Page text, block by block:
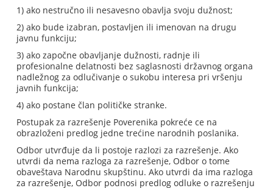
1) ako nestručno ili nesavesno obavlja svoju dužnost;
2) ako bude izabran, postavljen ili imenovan na drugu
javnu funkciju;
3) ako započne obavljanje dužnosti, radnje ili
profesionalne delatnosti bez saglasnosti državnog organa
nadležnog za odlučivanje o sukobu interesa pri vršenju
javnih funkcija;
4) ako postane član političke stranke.
Postupak za razrešenje Poverenika pokreće ce na
obrazloženi predlog jedne trećine narodnih poslanika.
Odbor utvrđuje da li postoje razlozi za razrešenje. Ako
utvrdi da nema razloga za razrešenje, Odbor o tome
obaveštava Narodnu skupštinu. Ako utvrdi da ima razloga
za razrešenje, Odbor podnosi predlog odluke o razrešenju